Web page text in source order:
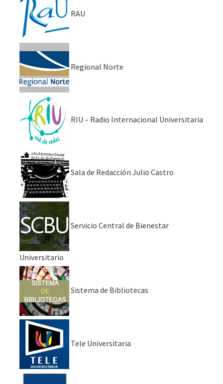
RAU
Regional Norte
RIU – Radio Internacional Universitaria
Sala de Redacción Julio Castro
Servicio Central de Bienestar
Universitario
Sistema de Bibliotecas
Tele Universitaria